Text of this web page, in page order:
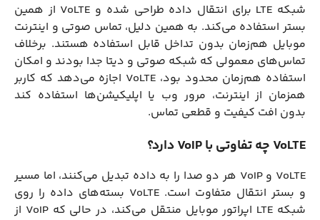
شبکه LTE برای انتقال داده طراحی شده و VoLTE از همین
بستر استفاده می‌کند. به همین دلیل، تماس صوتی و اینترنت
موبایل هم‌زمان بدون تداخل قابل استفاده هستند. برخلاف
تماس‌های معمولی که شبکه صوتی و دیتا جدا بودند و امکان
استفاده هم‌زمان محدود بود، VoLTE اجازه می‌دهد که کاربر
همزمان از اینترنت، مرور وب یا اپلیکیشن‌ها استفاده کند
بدون افت کیفیت و قطعی تماس.
VoLTE چه تفاوتی با VoIP دارد؟
VoLTE و VoIP هر دو صدا را به داده تبدیل می‌کنند، اما مسیر
و بستر انتقال متفاوت است. VoLTE بسته‌های داده را روی
شبکه LTE اپراتور موبایل منتقل می‌کند، در حالی که VoIP از